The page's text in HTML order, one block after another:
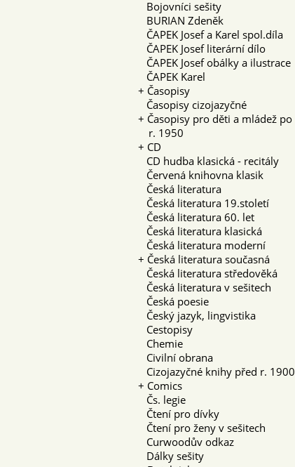
Bojovníci sešity
BURIAN Zdeněk
ČAPEK Josef a Karel spol.díla
ČAPEK Josef literární dílo
ČAPEK Josef obálky a ilustrace
ČAPEK Karel
+ Časopisy
Časopisy cizojazyčné
+ Časopisy pro děti a mládež po
r. 1950
+ CD
CD hudba klasická - recitály
Červená knihovna klasik
Česká literatura
Česká literatura 19.století
Česká literatura 60. let
Česká literatura klasická
Česká literatura moderní
+ Česká literatura současná
Česká literatura středověká
Česká literatura v sešitech
Česká poesie
Český jazyk, lingvistika
Cestopisy
Chemie
Civilní obrana
Cizojazyčné knihy před r. 1900
+ Comics
Čs. legie
Čtení pro dívky
Čtení pro ženy v sešitech
Curwoodův odkaz
Dálky sešity